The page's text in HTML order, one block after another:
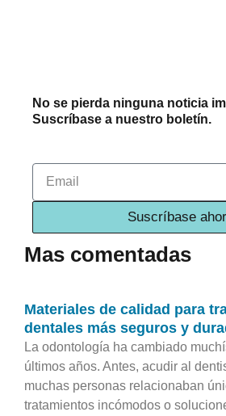
No se pierda ninguna noticia
Suscríbase a nuestro boletín.
Suscríbase
Mas comentadas
Materiales de calidad para
dentales más seguros y
La odontología ha cambiado
últimos años. Antes, acudir al
muchas personas relacionaban
tratamientos incómodos o